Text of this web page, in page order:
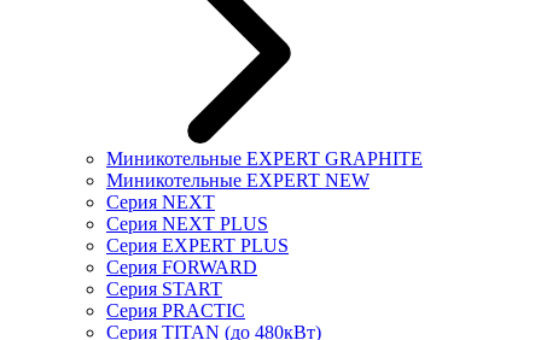
Миникотельные EXPERT GRAPHITE
Миникотельные EXPERT NEW
Серия NEXT
Серия NEXT PLUS
Серия EXPERT PLUS
Серия FORWARD
Серия START
Серия PRACTIC
Серия TITAN (до 480кВт)